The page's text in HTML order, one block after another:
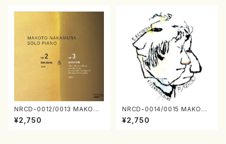
NRCD-0012/0013 MAKOTO
NAKAMURA SOLO PIANO v
ol.2, vol.3（ピアノ／CD）
¥2,750
NRCD-0014/0015 MAKOTO
NAKAMURA SOLO PIANO
さんにんひとり（CD）
¥2,750